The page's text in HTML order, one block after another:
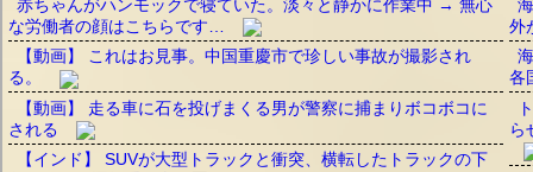
赤ちゃんがハンモックで寝ていた。淡々と静かに作業中 → 無心
な労働者の顔はこちらです…
【動画】 これはお見事。中国重慶市で珍しい事故が撮影され
る。
【動画】 走る車に石を投げまくる男が警察に捕まりボコボコに
される
【インド】 SUVが大型トラックと衝突、横転したトラックの下
外
各
ら